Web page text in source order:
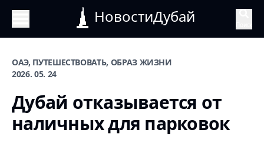
НовостиДубай
ОАЭ, ПУТЕШЕСТВОВАТЬ, ОБРАЗ ЖИЗНИ
2026. 05. 24
Дубай отказывается от
наличных для парковок